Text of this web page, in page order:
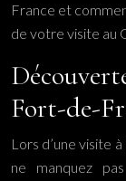
France et
de votre visite au
Fort-de-
Lors d’une visite
ne manquez